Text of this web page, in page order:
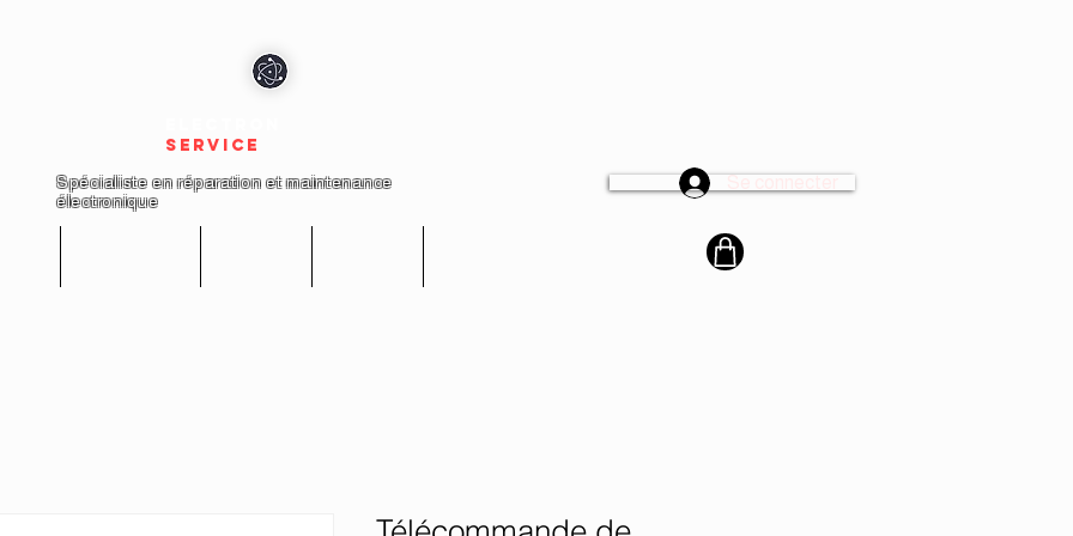
service
Spécialiste en réparation et maintenance
électronique